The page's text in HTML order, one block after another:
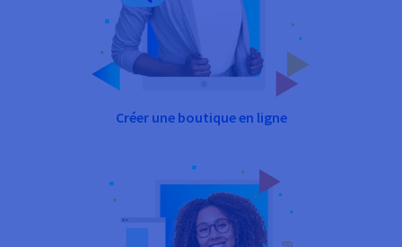
Créer une boutique en ligne